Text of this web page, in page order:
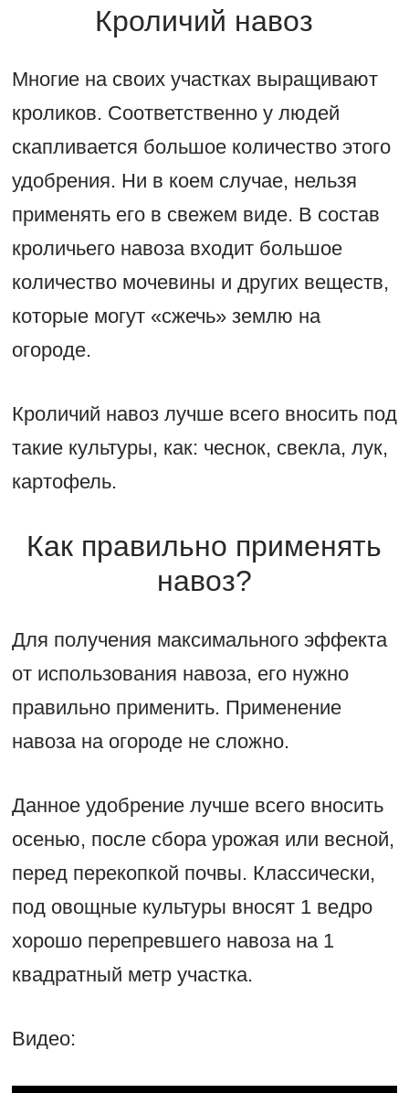
Кроличий навоз
Многие на своих участках выращивают
кроликов. Соответственно у людей
скапливается большое количество этого
удобрения. Ни в коем случае, нельзя
применять его в свежем виде. В состав
кроличьего навоза входит большое
количество мочевины и других веществ,
которые могут «сжечь» землю на
огороде.
Кроличий навоз лучше всего вносить под
такие культуры, как: чеснок, свекла, лук,
картофель.
Как правильно применять
навоз?
Для получения максимального эффекта
от использования навоза, его нужно
правильно применить. Применение
навоза на огороде не сложно.
Данное удобрение лучше всего вносить
осенью, после сбора урожая или весной,
перед перекопкой почвы. Классически,
под овощные культуры вносят 1 ведро
хорошо перепревшего навоза на 1
квадратный метр участка.
Видео: